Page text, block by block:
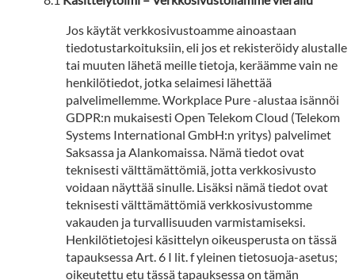
Jos käytät verkkosivustoamme ainoastaan
tiedotustarkoituksiin, eli jos et rekisteröidy alustalle
tai muuten lähetä meille tietoja, keräämme vain ne
henkilötiedot, jotka selaimesi lähettää
palvelimellemme. Workplace Pure -alustaa isännöi
GDPR:n mukaisesti Open Telekom Cloud (Telekom
Systems International GmbH:n yritys) palvelimet
Saksassa ja Alankomaissa. Nämä tiedot ovat
teknisesti välttämättömiä, jotta verkkosivusto
voidaan näyttää sinulle. Lisäksi nämä tiedot ovat
teknisesti välttämättömiä verkkosivustomme
vakauden ja turvallisuuden varmistamiseksi.
Henkilötietojesi käsittelyn oikeusperusta on tässä
tapauksessa Art. 6 I lit. f yleinen tietosuoja-asetus;
oikeutettu etu tässä tapauksessa on tämän